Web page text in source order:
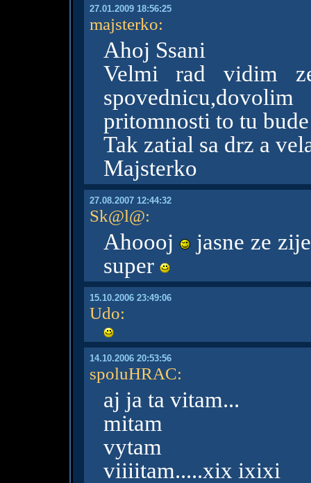
27.01.2009 18:56:25
majsterko:
Ahoj Ssani
Velmi rad vidim
pritomnosti to tu
Tak zatial sa drz a
Majsterko
27.08.2007 12:44:32
Sk@l@:
Ahoooj
jasne ze
super
15.10.2006 23:49:06
Udo:
14.10.2006 20:53:56
spoluHRAC:
aj ja ta vitam...
mitam
vytam
viiiitam.....xix ixixi